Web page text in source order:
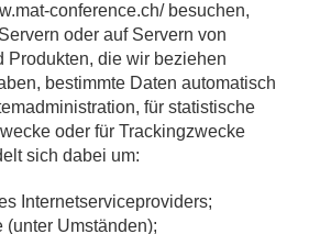
conference.ch/ besuchen,
oder auf Servern von
Produkten, die wir beziehen
bestimmte Daten automatisch
für statistische
oder für Trackingzwecke
sich dabei um:
Internetserviceproviders;
(unter Umständen);